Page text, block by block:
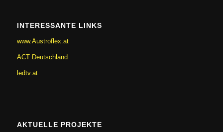
INTERESSANTE LINKS
www.Austroflex.at
ACT Deutschland
ledtv.at
AKTUELLE PROJEKTE